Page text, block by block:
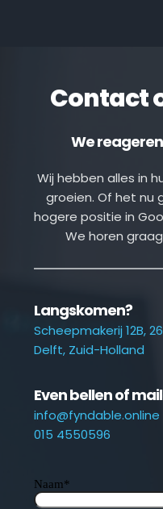
Contact
We
Wij hebben alles in
groeien. Of het nu
hogere positie in
We horen
Langskomen?
Scheepmakerij 12B,
Delft, Zuid-Holland
Even bellen of
info@fyndable.online
015 4550596
Naam*